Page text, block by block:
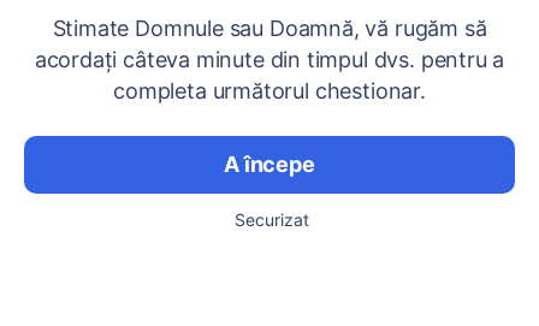
Stimate Domnule sau Doamnă, vă rugăm să
acordați câteva minute din timpul dvs. pentru a
completa următorul chestionar.
A începe
Securizat